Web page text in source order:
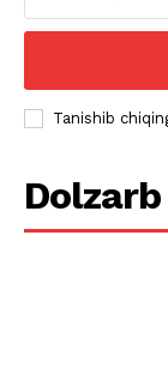
Tanishib